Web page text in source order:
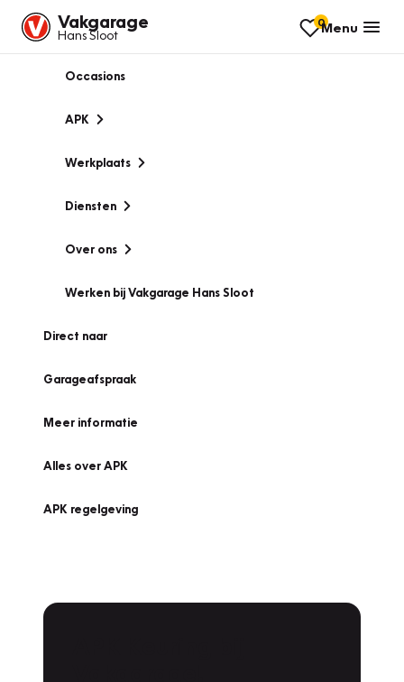
Vakgarage
Hans Sloot
0Menu
Occasions
APK
Werkplaats
Diensten
Over ons
Werken bij Vakgarage Hans Sloot
Direct naar
Garageafspraak
Meer informatie
Alles over APK
APK regelgeving